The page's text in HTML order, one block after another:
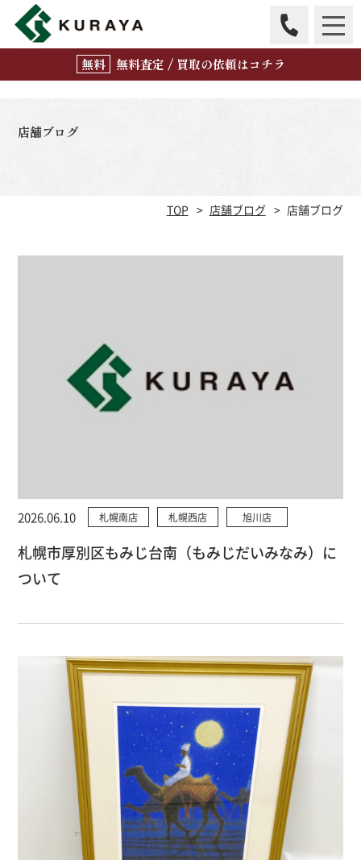
無料査定 / 買取の依頼はコチラ
店舗ブログ
TOP 店舗ブログ 店舗ブログ
2026.06.10 札幌南店 札幌西店 旭川店
札幌市厚別区もみじ台南（もみじだいみなみ）に
ついて